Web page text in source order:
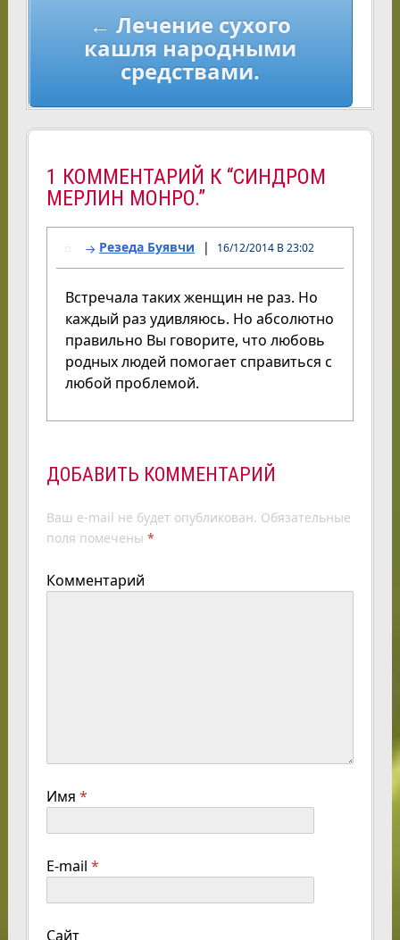
← Лечение сухого
кашля народными
средствами.
1 КОММЕНТАРИЙ К “СИНДРОМ
МЕРЛИН МОНРО.”
Резеда Буявчи 16/12/2014 В 23:02
Встречала таких женщин не раз. Но
каждый раз удивляюсь. Но абсолютно
правильно Вы говорите, что любовь
родных людей помогает справиться с
любой проблемой.
ДОБАВИТЬ КОММЕНТАРИЙ
Ваш e-mail не будет опубликован. Обязательные
поля помечены *
Комментарий
Имя *
E-mail *
Сайт